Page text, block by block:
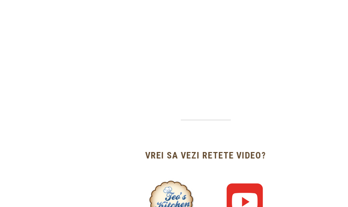
VREI SA VEZI RETETE VIDEO?